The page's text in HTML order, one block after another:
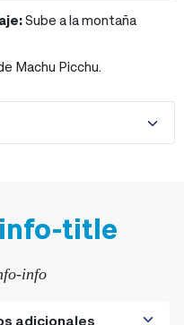
Sube a la montaña
Machu Picchu.
title
info
adicionales